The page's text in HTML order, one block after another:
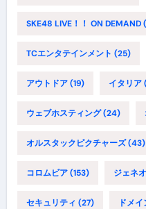
SKE48 LIVE！！ ON DEMAND
TCエンタテインメント (25)
アウトドア(19) イタリア
ウェブホスティング(24)
オルスタックピクチャーズ(43)
コロムビア(153) ジェネ
セキュリティ (27) ドメ